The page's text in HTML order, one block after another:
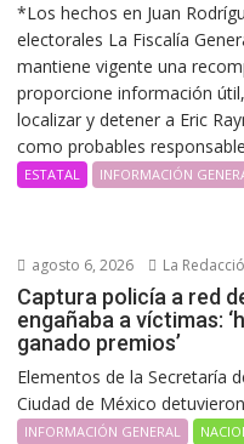
*Los hechos en Juan
electorales La Fiscalía
mantiene vigente una
proporcione información
localizar y detener a Eric
como probables
ESTATAL INFORMACIÓN
agosto 6, 2026 La
Captura policía a red
engañaba a víctimas:
ganado premios’
Elementos de la Secretaría
Ciudad de México
INFORMACIÓN GENERAL